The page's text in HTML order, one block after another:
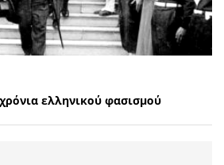
ελληνικού φασισμού